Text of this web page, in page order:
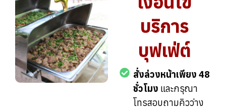
บริการ
บุฟเฟ่ต์
สั่งล่วงหน้าเพียง 48
ชั่วโมง และกรุณา
โทรสอบถามคิวว่าง